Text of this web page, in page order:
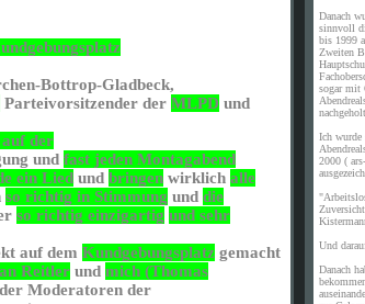
Bottrop-Gladbeck,
Parteivorsitzender der MLPD und
der
und fast jeden Montagabend
ein Lied und bringen wirklich alle
so richtig in Stimmung und die
so richtig einzigartig und sehr
auf dem Kundgebungsplatz gemacht
Reitler und mich (Thomas
Moderatoren der
Danach
sinnvoll
bis 1999
Zweiten
sogar mit
Ich wurde
2000 (
Und
Danach